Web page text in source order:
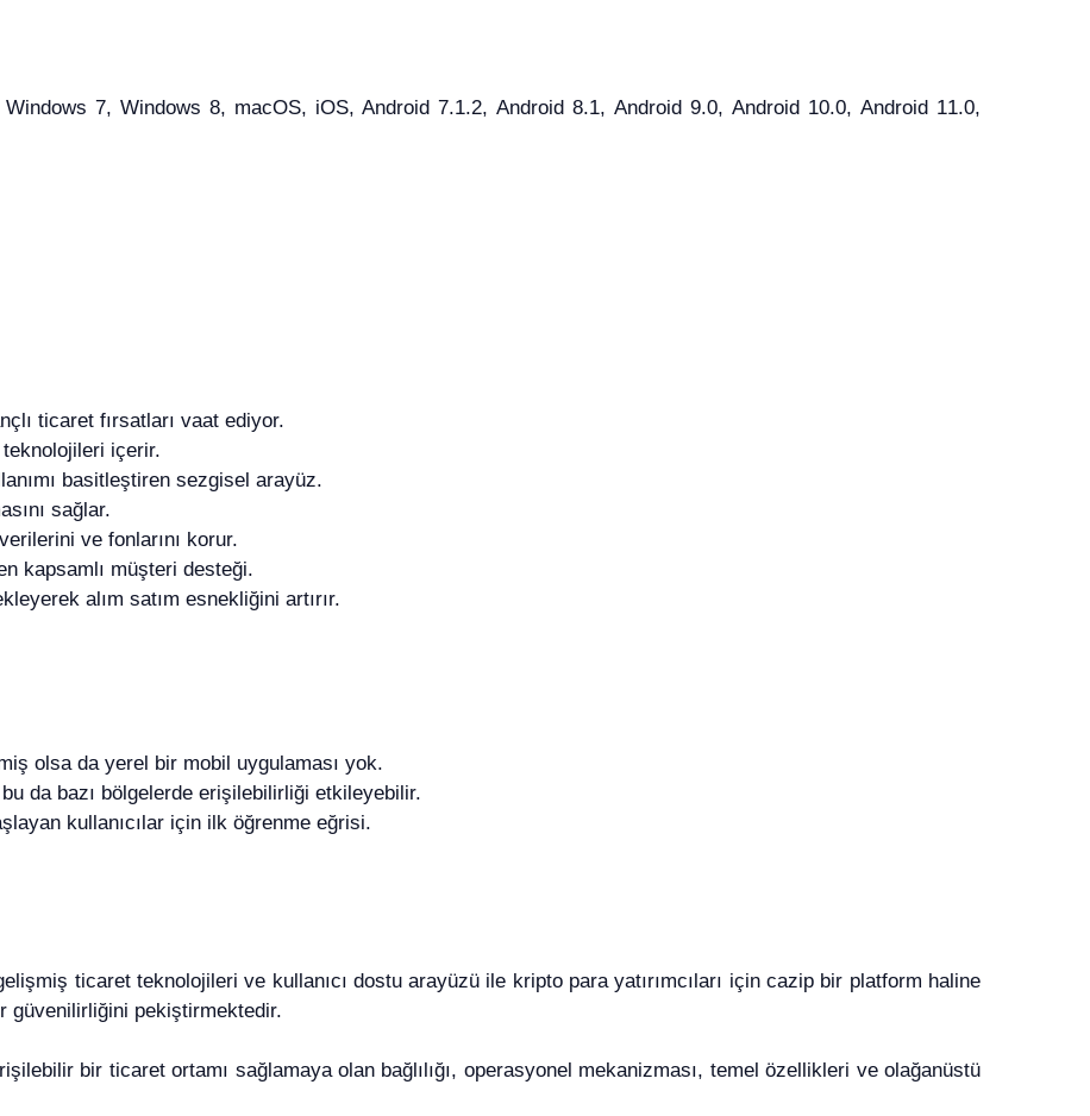
7, Windows 8, macOS, iOS, Android 7.1.2, Android 8.1, Android 9.0, Android 10.0, Android 11.0,
ticaret fırsatları vaat ediyor.
içerir.
basitleştiren sezgisel arayüz.
sağlar.
ve fonlarını korur.
kapsamlı müşteri desteği.
alım satım esnekliğini artırır.
olsa da yerel bir mobil uygulaması yok.
da bazı bölgelerde erişilebilirliği etkileyebilir.
kullanıcılar için ilk öğrenme eğrisi.
ticaret teknolojileri ve kullanıcı dostu arayüzü ile kripto para yatırımcıları için cazip bir platform haline
güvenilirliğini pekiştirmektedir.
bir ticaret ortamı sağlamaya olan bağlılığı, operasyonel mekanizması, temel özellikleri ve olağanüstü